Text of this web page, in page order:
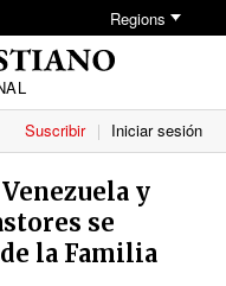
Regions
Suscribir Iniciar sesión
y
se
la Familia